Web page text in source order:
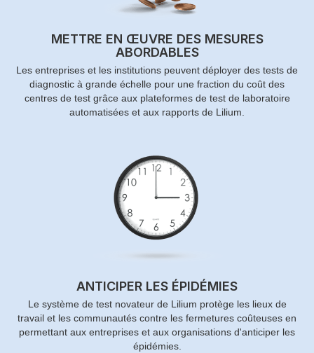
METTRE EN ŒUVRE DES MESURES
ABORDABLES
Les entreprises et les institutions peuvent déployer des tests de
diagnostic à grande échelle pour une fraction du coût des
centres de test grâce aux plateformes de test de laboratoire
automatisées et aux rapports de Lilium.
ANTICIPER LES ÉPIDÉMIES
Le système de test novateur de Lilium protège les lieux de
travail et les communautés contre les fermetures coûteuses en
permettant aux entreprises et aux organisations d'anticiper les
épidémies.